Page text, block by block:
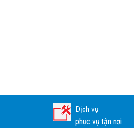
Dịch vụ
phục vụ tận nơi